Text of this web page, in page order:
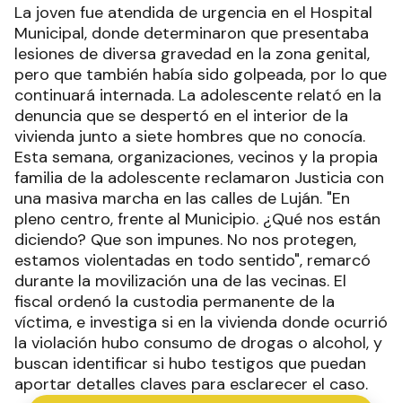
La joven fue atendida de urgencia en el Hospital
Municipal, donde determinaron que presentaba
lesiones de diversa gravedad en la zona genital,
pero que también había sido golpeada, por lo que
continuará internada. La adolescente relató en la
denuncia que se despertó en el interior de la
vivienda junto a siete hombres que no conocía.
Esta semana, organizaciones, vecinos y la propia
familia de la adolescente reclamaron Justicia con
una masiva marcha en las calles de Luján. "En
pleno centro, frente al Municipio. ¿Qué nos están
diciendo? Que son impunes. No nos protegen,
estamos violentadas en todo sentido", remarcó
durante la movilización una de las vecinas. El
fiscal ordenó la custodia permanente de la
víctima, e investiga si en la vivienda donde ocurrió
la violación hubo consumo de drogas o alcohol, y
buscan identificar si hubo testigos que puedan
aportar detalles claves para esclarecer el caso.